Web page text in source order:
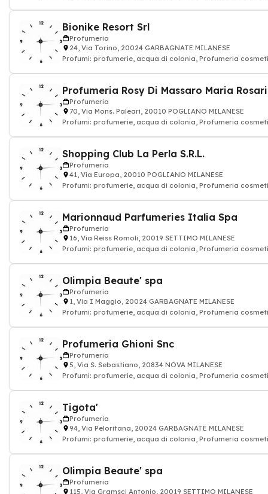
Bionike Resort Srl
Profumeria
24, Via Torino, 20024 GARBAGNATE MILANESE
Profumi: profumerie, acqua di colonia, Profumeria
Profumeria Rosy Di Massaro Maria
Profumeria
70, Via Mons. Paleari, 20010 POGLIANO MILANESE
Profumi: profumerie, acqua di colonia, Profumeria
Shopping Club La Perla S.R.L.
Profumeria
41, Via Europa, 20010 POGLIANO MILANESE
Profumi: profumerie, acqua di colonia, Profumeria
Marionnaud Parfumeries Italia Spa
Profumeria
16, Via Reiss Romoli, 20019 SETTIMO MILANESE
Profumi: profumerie, acqua di colonia, Profumeria
Olimpia Beaute' spa
Profumeria
1, Via I Maggio, 20024 GARBAGNATE MILANESE
Profumi: profumerie, acqua di colonia, Profumeria
Profumeria Ghioni Snc
Profumeria
5, Via S. Sebastiano, 20834 NOVA MILANESE
Profumi: profumerie, acqua di colonia, Profumeria
Tigota'
Profumeria
94, Via Peloritana, 20024 GARBAGNATE MILANESE
Profumi: profumerie, acqua di colonia, Profumeria
Olimpia Beaute' spa
Profumeria
115, Via Gramsci Antonio, 20019 SETTIMO MILANESE